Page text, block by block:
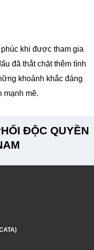
khi được tham gia
đã thắt chặt thêm tình
khoảnh khắc đáng
mạnh mẽ.
ĐỘC QUYỀN